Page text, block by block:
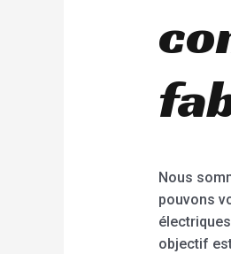
Nous
pouvons
objectif